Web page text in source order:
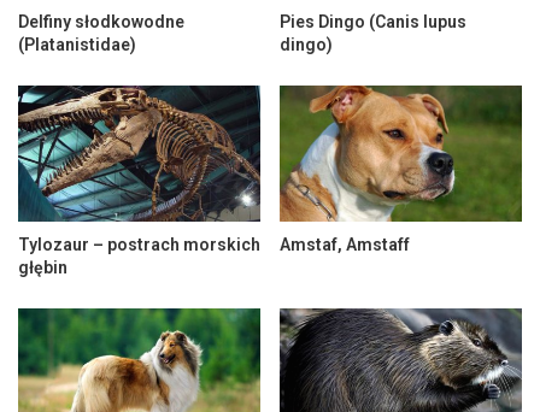
Delfiny słodkowodne
(Platanistidae)
Pies Dingo (Canis lupus
dingo)
Tylozaur – postrach morskich
głębin
Amstaf, Amstaff